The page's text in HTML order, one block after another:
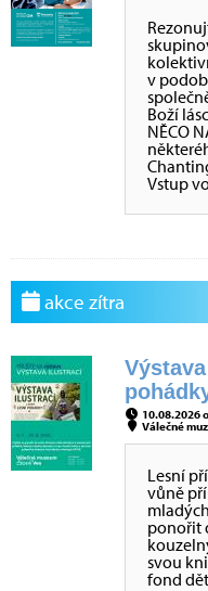
v
Boží
NĚCO
Vstup
akce zítra
10.08.2026
Válečné
Lesní
vůně
ponořit
svou
fond